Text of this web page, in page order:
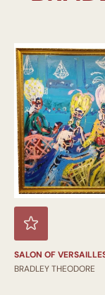
SALON OF
BRADLEY THEODORE